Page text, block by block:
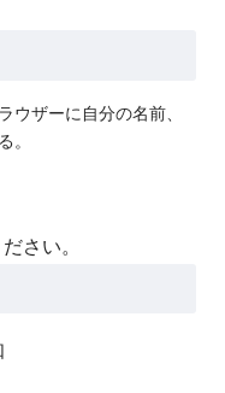
ウザーに自分の名前、
。
さい。